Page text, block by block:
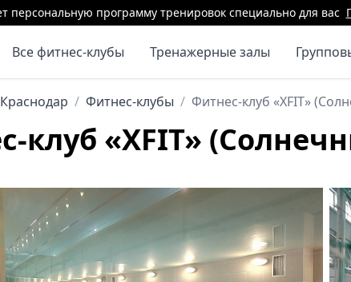
персональную программу тренировок специально для вас
Все фитнес-клубы Тренажерные залы
Краснодар / Фитнес-клубы / Фитнес-клуб «XFIT»
клуб «XFIT»